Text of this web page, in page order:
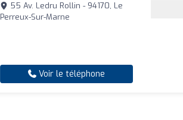
55 Av. Ledru Rollin - 94170, Le
Perreux-Sur-Marne
Voir le téléphone